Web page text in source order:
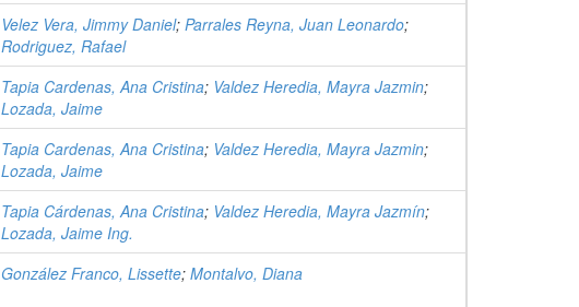
Velez Vera, Jimmy Daniel; Parrales Reyna, Juan Leonardo;
Rodriguez, Rafael
Tapia Cardenas, Ana Cristina; Valdez Heredia, Mayra Jazmin;
Lozada, Jaime
Tapia Cardenas, Ana Cristina; Valdez Heredia, Mayra Jazmin;
Lozada, Jaime
Tapia Cárdenas, Ana Cristina; Valdez Heredia, Mayra Jazmín;
Lozada, Jaime Ing.
González Franco, Lissette; Montalvo, Diana